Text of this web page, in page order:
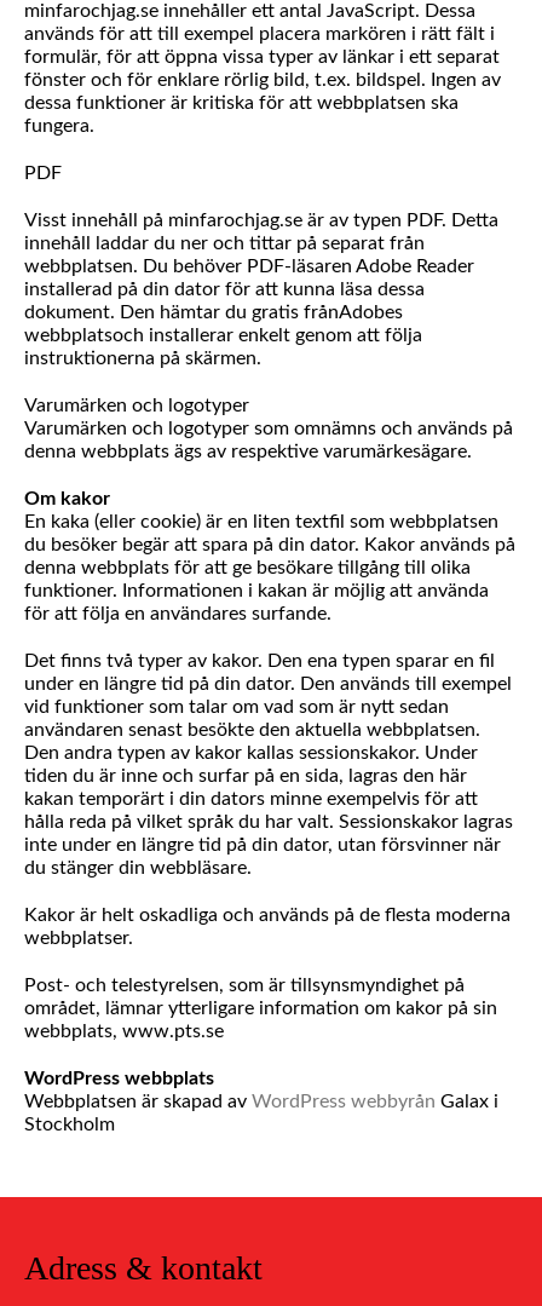
minfarochjag.se innehåller ett antal JavaScript. Dessa
används för att till exempel placera markören i rätt fält i
formulär, för att öppna vissa typer av länkar i ett separat
fönster och för enklare rörlig bild, t.ex. bildspel. Ingen av
dessa funktioner är kritiska för att webbplatsen ska
fungera.
PDF
Visst innehåll på minfarochjag.se är av typen PDF. Detta
innehåll laddar du ner och tittar på separat från
webbplatsen. Du behöver PDF-läsaren Adobe Reader
installerad på din dator för att kunna läsa dessa
dokument. Den hämtar du gratis frånAdobes
webbplatsoch installerar enkelt genom att följa
instruktionerna på skärmen.
Varumärken och logotyper
Varumärken och logotyper som omnämns och används på
denna webbplats ägs av respektive varumärkesägare.
Om kakor
En kaka (eller cookie) är en liten textfil som webbplatsen
du besöker begär att spara på din dator. Kakor används på
denna webbplats för att ge besökare tillgång till olika
funktioner. Informationen i kakan är möjlig att använda
för att följa en användares surfande.
Det finns två typer av kakor. Den ena typen sparar en fil
under en längre tid på din dator. Den används till exempel
vid funktioner som talar om vad som är nytt sedan
användaren senast besökte den aktuella webbplatsen.
Den andra typen av kakor kallas sessionskakor. Under
tiden du är inne och surfar på en sida, lagras den här
kakan temporärt i din dators minne exempelvis för att
hålla reda på vilket språk du har valt. Sessionskakor lagras
inte under en längre tid på din dator, utan försvinner när
du stänger din webbläsare.
Kakor är helt oskadliga och används på de flesta moderna
webbplatser.
Post- och telestyrelsen, som är tillsynsmyndighet på
området, lämnar ytterligare information om kakor på sin
webbplats, www.pts.se
WordPress webbplats
Webbplatsen är skapad av WordPress webbyrån Galax i
Stockholm
Adress & kontakt